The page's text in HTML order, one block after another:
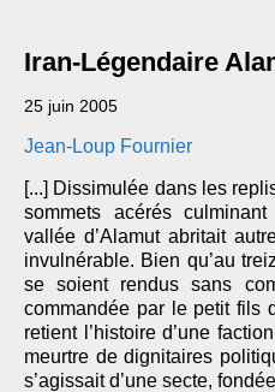
Iran-Légendaire
25 juin 2005
Jean-Loup Fournier
[...] Dissimulée dans les
sommets acérés
vallée d’Alamut abritait
invulnérable. Bien qu’au
se soient rendus sans
commandée par le petit fils
retient l’histoire d’une
meurtre de dignitaires
s’agissait d’une secte,